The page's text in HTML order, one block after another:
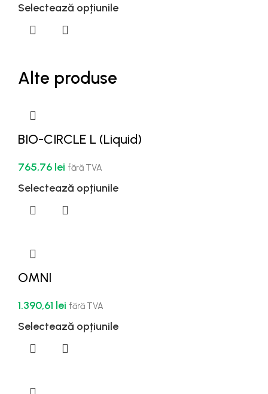
Selectează opțiunile
Alte produse
BIO-CIRCLE L (Liquid)
765,76 lei fără TVA
Selectează opțiunile
OMNI
1.390,61 lei fără TVA
Selectează opțiunile